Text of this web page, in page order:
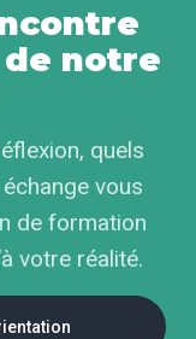
notre
quels
vous
de formation
votre réalité.